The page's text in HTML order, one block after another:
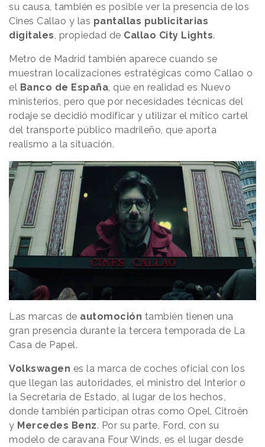
su causa, también es posible ver la presencia de los
Cines Callao y las pantallas publicitarias
digitales , propiedad de Callao City Lights.
Metro de Madrid también aparece cuando se
muestran localizaciones estratégicas como Callao o
el Banco de España , que en realidad es Nuevo
ministerios, pero que por necesidades técnicas del
rodaje se decidió modificar y utilizar el mítico cartel
del transporte público madrileño, que aporta
realismo a la situación.
Las marcas de automoción también tienen una
gran presencia durante la tercera temporada de La
Casa de Papel.
Volkswagen es la marca de coches oficial con los
que llegan las autoridades, el ministro del Interior o
la Secretaria de Estado, al lugar de los hechos,
donde también participan otras como Opel, Citroën
y Mercedes Benz. Por su parte, Ford, con su
modelo de caravana Four Winds, es el lugar desde